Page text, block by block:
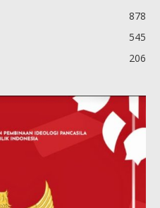
878
545
206